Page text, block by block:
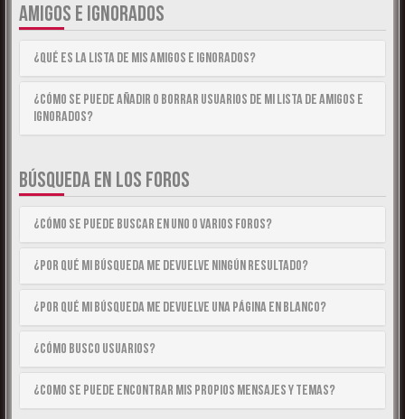
AMIGOS E IGNORADOS
¿Qué es la lista de Mis Amigos e Ignorados?
¿Cómo se puede añadir o borrar usuarios de mi lista de Amigos e
Ignorados?
BÚSQUEDA EN LOS FOROS
¿Cómo se puede buscar en uno o varios foros?
¿Por qué mi búsqueda me devuelve ningún resultado?
¿Por qué mi búsqueda me devuelve una página en blanco?
¿Cómo busco usuarios?
¿Como se puede encontrar mis propios mensajes y temas?